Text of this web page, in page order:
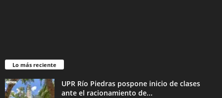
Lo más reciente
UPR Río Piedras pospone inicio de clases
ante el racionamiento de...